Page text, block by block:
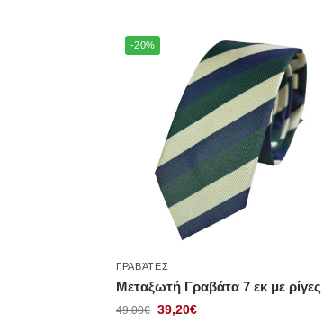
-20%
ΓΡΑΒΆΤΕΣ
Μεταξωτή Γραβάτα 7 εκ με ρίγες
49,00€ 39,20€